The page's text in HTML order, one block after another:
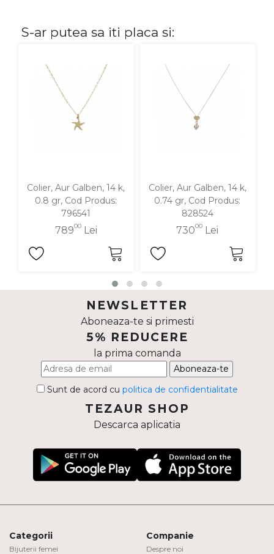
Cu pietre
Diamante
S-ar putea sa iti placa si:
Colier, Aur Galben, 14 k,
0.8 gr, Cod Produs:
796541
78900Lei
Colier, Aur Galben, 14 k,
0.74 gr, Cod Produs:
828524
73000 Lei
NEWSLETTER
Aboneaza-te si primesti
5% REDUCERE
la prima comanda
Aboneaza-te
Sunt de acord cu politica de confidentialitate
TEZAUR SHOP
Descarca aplicatia
Categorii
Bijuterii femei
Companie
Despre noi